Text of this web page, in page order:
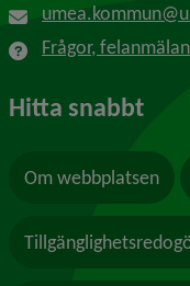
Frågor,
Hitta snabbt
Om webbplatsen